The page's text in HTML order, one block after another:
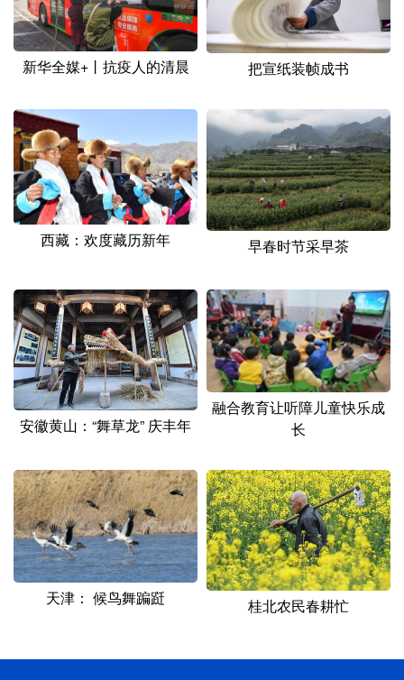
新疆 内蒙古 黑龙江
English Français عربى
Русский язык 日本語 한국어
Deutsch Português
澳门：樱花绽放
新华全媒+丨抗疫人的清晨 把宣纸装帧成书
西藏：欢度藏历新年 早春时节采早茶
安徽黄山：“舞草龙” 庆丰年
融合教育让听障儿童快乐成
长
天津： 候鸟舞蹁跹 桂北农民春耕忙